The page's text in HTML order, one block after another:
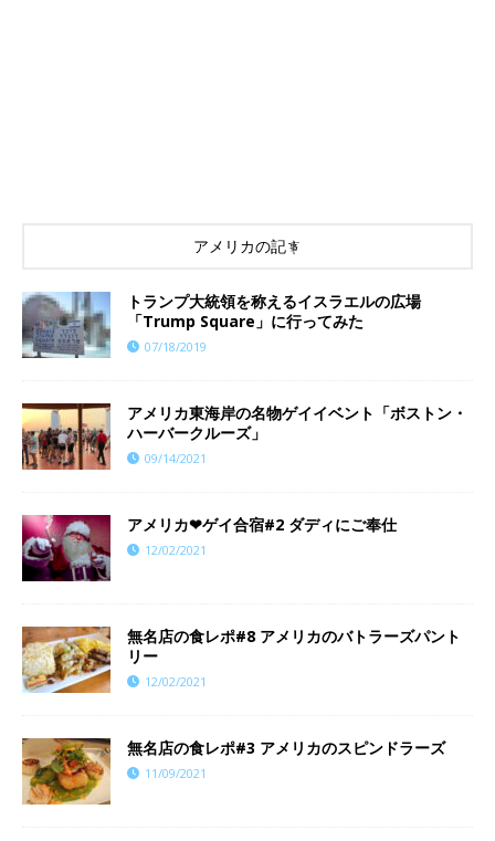
アメリカの記事
トランプ大統領を称えるイスラエルの広場
「Trump Square」に行ってみた
07/18/2019
アメリカ東海岸の名物ゲイイベント「ボストン・
ハーバークルーズ」
09/14/2021
アメリカ❤︎ゲイ合宿#2 ダディにご奉仕
12/02/2021
無名店の食レポ#8 アメリカのバトラーズパント
リー
12/02/2021
​​無名店の食レポ#3 アメリカのスピンドラーズ
11/09/2021